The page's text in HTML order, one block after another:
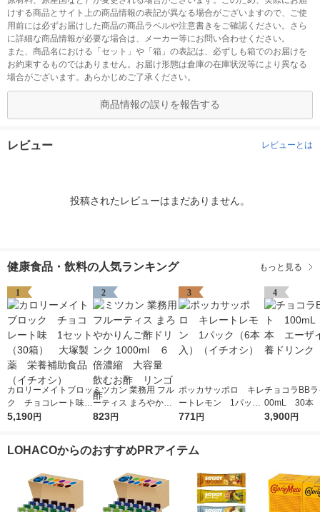
けする商品とサイト上の商品情報の表記が異なる場合がございますので、ご使
用前には必ずお届けした商品の商品ラベルや注意書きをご確認ください。さら
に詳細な商品情報が必要な場合は、メーカー等にお問い合わせください。
また、商品名における「セット」や「箱」の表記は、必ずしも箱でのお届けを
お約束するものではありません。お届け形態は倉庫の在庫状況等により異なる
場合がございます。あらかじめご了承ください。
商品情報の誤りを報告する
レビュー レビューとは
投稿されたレビューはまだありません。
健康食品・飲料の人気ランキング もっと見る
1
カロリーメイトブロッ
ク チョコレート味
1セット（30箱） 大
5,190円
2
ミツカン 業務用 フル
ーティス まろやかり
んご酢ドリンク 1000
酢
823円
3
ポッカサッポロ キレ
ートレモン 1パック
（6本入）（イチオ
771円
4
チョコラBB
00mL 30本
イ 栄養ドリ
3,900円
LOHACOからのおすすめPRアイテム